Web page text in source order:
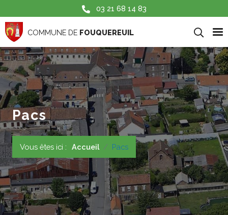
Aller au contenu principal
03 21 68 14 83
COMMUNE DE FOUQUEREUIL
Pacs
Vous êtes ici : Accueil Pacs